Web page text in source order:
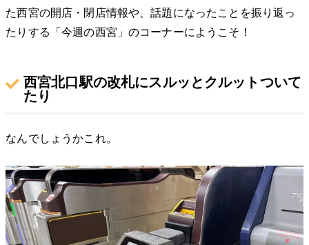
た西宮の開店・閉店情報や、話題になったことを振り返っ
たりする「今週の西宮」のコーナーにようこそ！
西宮北口駅の改札にスルッとクルットついて
たり
なんでしょうかこれ。